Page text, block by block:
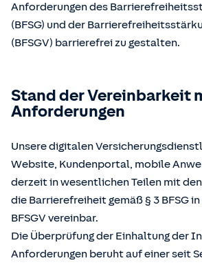
Anforderungen des
(BFSG) und der
(BFSGV) barrierefrei zu gestalten.
Stand der Vereinbarkeit
Anforderungen
Unsere digitalen
Website, Kundenportal, mobile
derzeit in wesentlichen Teilen mit
die Barrierefreiheit gemäß § 3 BFSG
BFSGV vereinbar.
Die Überprüfung der Einhaltung der
Anforderungen beruht auf einer seit